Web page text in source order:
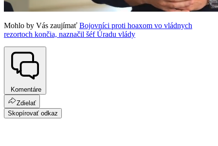
Mohlo by Vás zaujímať Bojovníci proti hoaxom vo vládnych
rezortoch končia, naznačil šéf Úradu vlády
Komentáre
Zdielať
Skopírovať odkaz